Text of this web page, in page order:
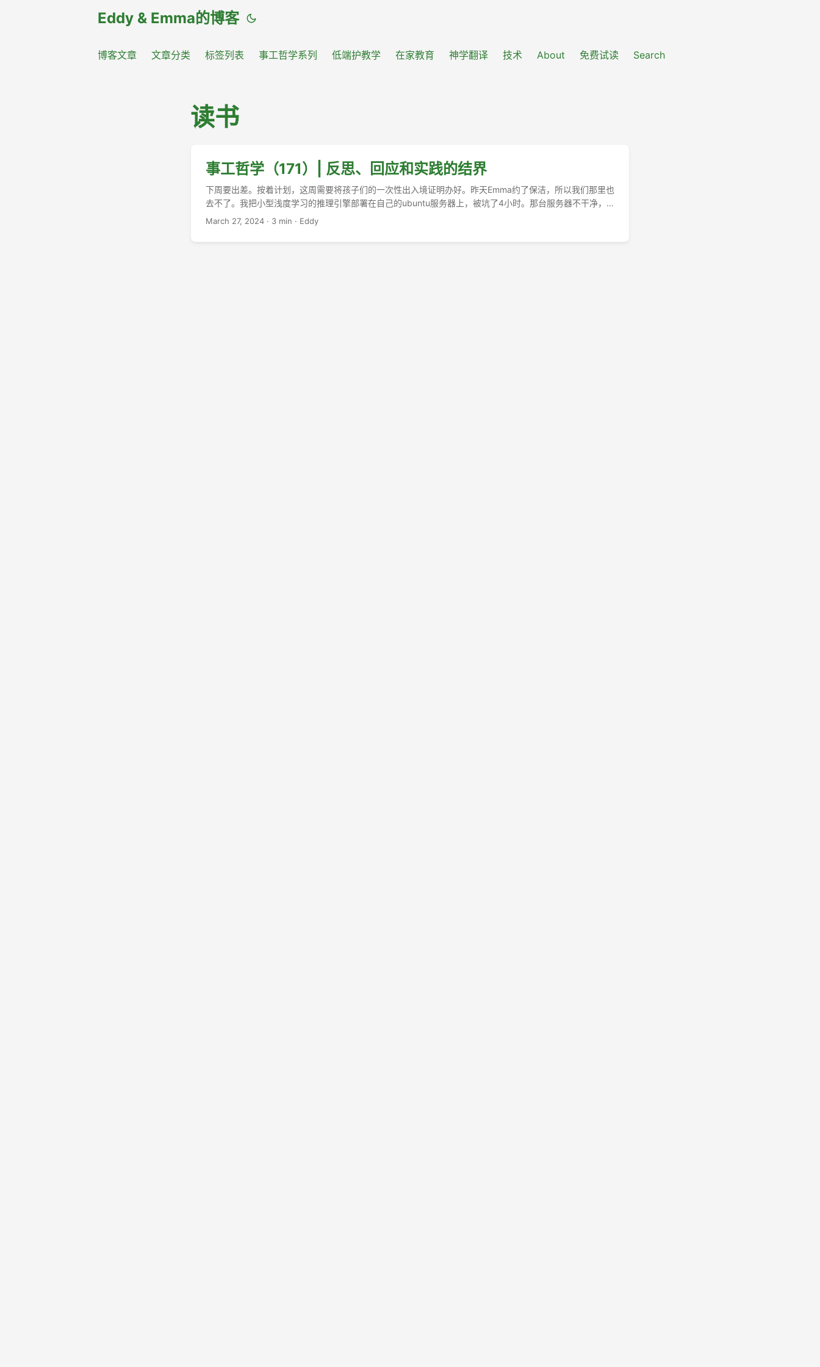
Eddy & Emma的博客
博客文章 文章分类 标签列表 事工哲学系列 低端护教学 在家教育 神学翻译 技术 About 免费试读 Search
读书
事工哲学（171）| 反思、回应和实践的结界
下周要出差。按着计划，这周需要将孩子们的一次性出入境证明办好。昨天Emma约了保洁，所以我们那里也
去不了。我把小型浅度学习的推理引擎部署在自己的ubuntu服务器上，被坑了4小时。那台服务器不干净，
甚至mysql都被我破坏了。好在最近几天openAI比较流畅，勉勉强强解决了问题。在安装python虚拟环境时
过程吧。 ...
March 27, 2024 · 3 min · Eddy